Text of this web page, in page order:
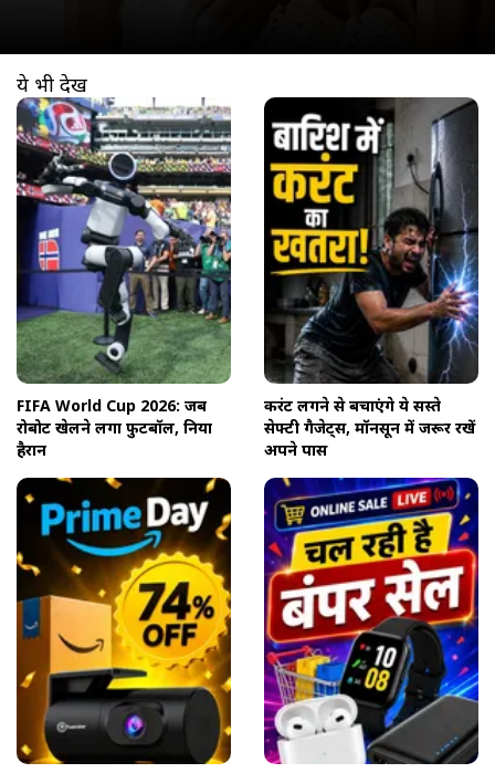
खुल रहा है
ये भी देखें
FIFA World Cup 2026: जब
रोबोट खेलने लगा फुटबॉल, दुनिया
हैरान
करंट लगने से बचाएंगे ये सस्ते
सेफ्टी गैजेट्स, मॉनसून में जरूर रखें
अपने पास